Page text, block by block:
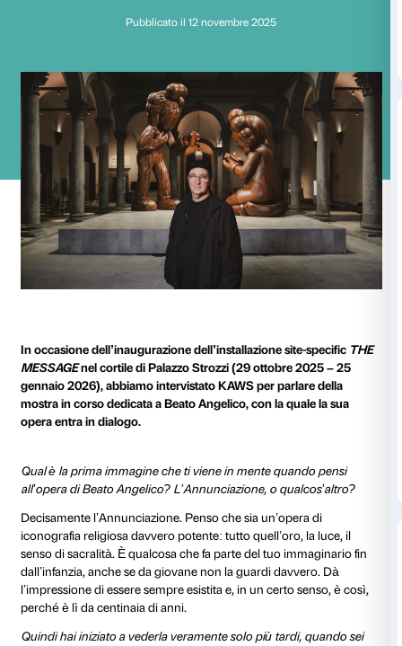
Una conversazione con KAWS
Pubblicato il 12 novembre 2025
In occasione dell’inaugurazione dell’installazione